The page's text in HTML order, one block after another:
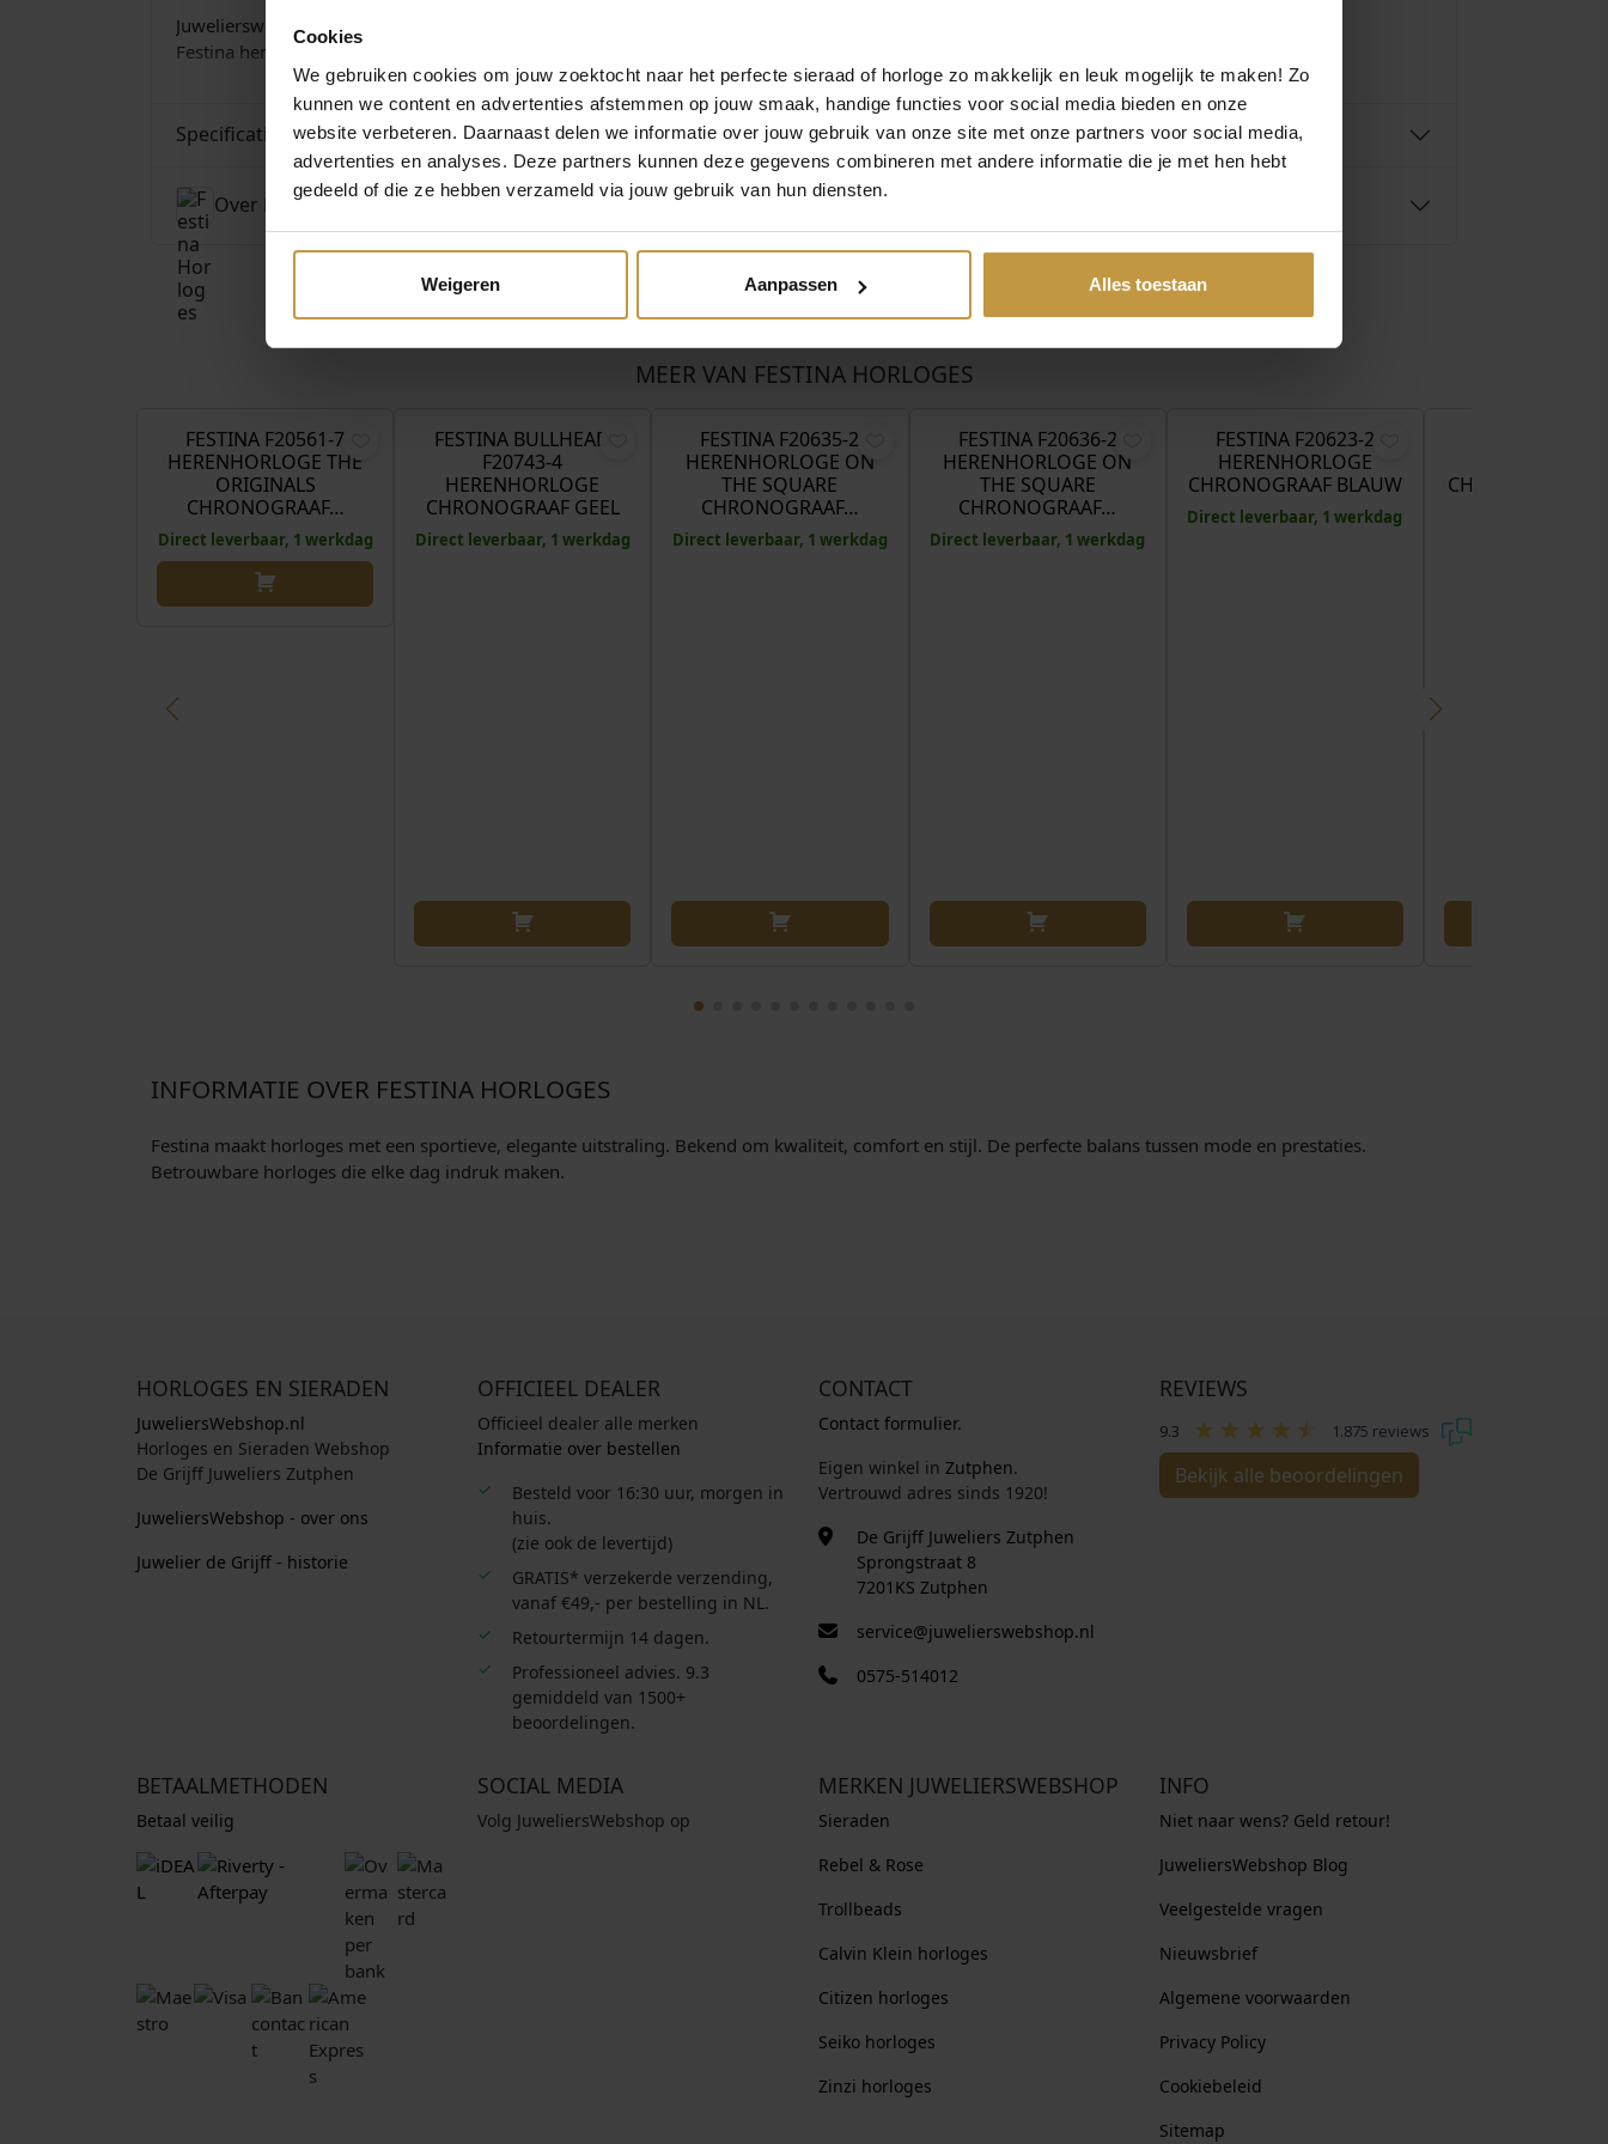
Cookies
We gebruiken cookies om jouw zoektocht naar het perfecte sieraad of horloge zo makkelijk en leuk mogelijk te maken! Zo
kunnen we content en advertenties afstemmen op jouw smaak, handige functies voor social media bieden en onze
website verbeteren. Daarnaast delen we informatie over jouw gebruik van onze site met onze partners voor social media,
advertenties en analyses. Deze partners kunnen deze gegevens combineren met andere informatie die je met hen hebt
gedeeld of die ze hebben verzameld via jouw gebruik van hun diensten.
Weigeren Aanpassen Alles toestaan
Juwelierswebshop.nl is officieel dealer Festina horloges Heren – Festina watches online.
Festina herenhorloges. GRATIS verzekerde verzending in Nederland bij JuweliersWebshop.
Specificaties
Over Festina Horloges
MEER VAN FESTINA HORLOGES
FESTINA F20561-7
HERENHORLOGE THE
ORIGINALS
CHRONOGRAAF…
Direct leverbaar, 1 werkdag
FESTINA BULLHEAD
F20743-4
HERENHORLOGE
CHRONOGRAAF GEEL
Direct leverbaar, 1 werkdag
€159,00
FESTINA F20635-2
HERENHORLOGE ON
THE SQUARE
CHRONOGRAAF…
Direct leverbaar, 1 werkdag
FESTINA F20636-2
HERENHORLOGE ON
THE SQUARE
CHRONOGRAAF…
Direct leverbaar, 1 werkdag
FESTINA F20623-2
HERENHORLOGE
CHRONOGRAAF BLAUW
Direct leverbaar, 1 werkdag
CHRONOGRAAF
INFORMATIE OVER FESTINA HORLOGES
Festina maakt horloges met een sportieve, elegante uitstraling. Bekend om kwaliteit, comfort en stijl. De perfecte balans tussen mode en prestaties.
Betrouwbare horloges die elke dag indruk maken.
HORLOGES EN SIERADEN
JuweliersWebshop.nl
Horloges en Sieraden Webshop
De Grijff Juweliers Zutphen
JuweliersWebshop - over ons
Juwelier de Grijff - historie
OFFICIEEL DEALER
Officieel dealer alle merken
Informatie over bestellen
Besteld voor 16:30 uur, morgen in
huis.
(zie ook de levertijd)
GRATIS* verzekerde verzending,
vanaf €49,- per bestelling in NL.
Retourtermijn 14 dagen.
Professioneel advies. 9.3
gemiddeld van 1500+
beoordelingen.
CONTACT
Contact formulier.
Eigen winkel in Zutphen.
Vertrouwd adres sinds 1920!
De Grijff Juweliers Zutphen
Sprongstraat 8
7201KS Zutphen
service@juwelierswebshop.nl
0575-514012
REVIEWS
9.3 1.875 reviews
Bekijk alle beoordelingen
BETAALMETHODEN
Betaal veilig
SOCIAL MEDIA
Volg JuweliersWebshop op
MERKEN JUWELIERSWEBSHOP
Sieraden
Rebel & Rose
Trollbeads
Calvin Klein horloges
Citizen horloges
Seiko horloges
Zinzi horloges
INFO
Niet naar wens? Geld retour!
JuweliersWebshop Blog
Veelgestelde vragen
Nieuwsbrief
Algemene voorwaarden
Privacy Policy
Cookiebeleid
Sitemap